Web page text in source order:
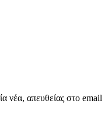
νέα, απευθείας στο email